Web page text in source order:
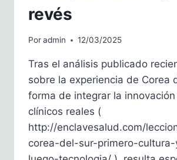
revés
Poradmin 12/03/2025
Tras el análisis publicado
sobre la experiencia de Corea
forma de integrar la
clínicos reales (
http://enclavesalud.com/
corea-del-sur-primero-